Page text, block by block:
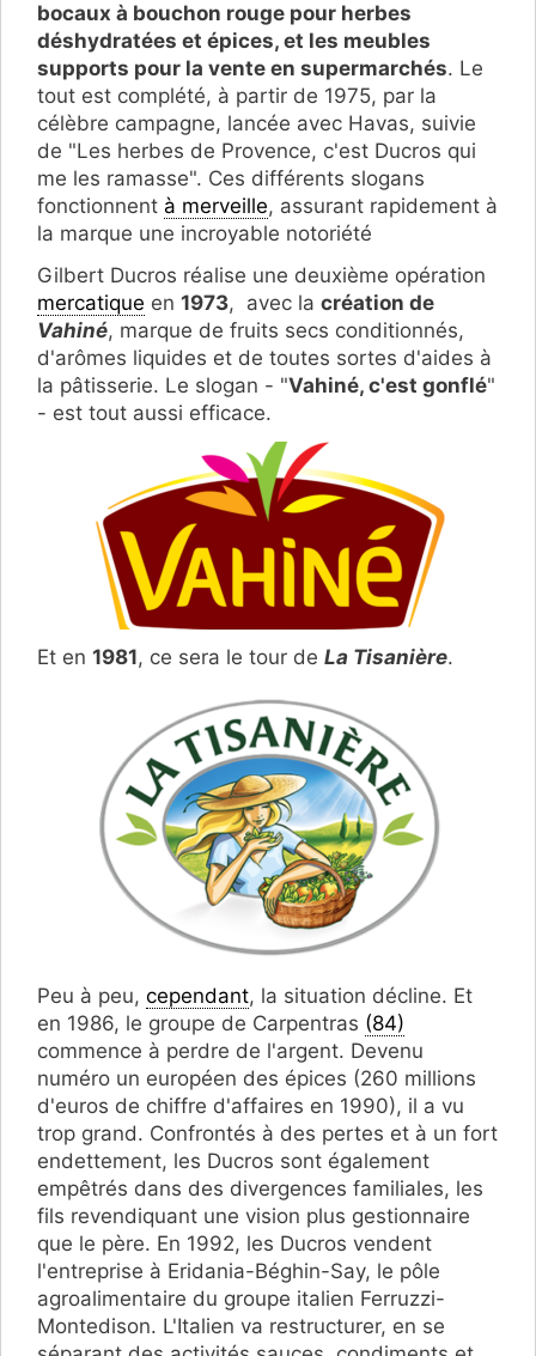
bocaux à bouchon rouge pour herbes
déshydratées et épices, et les meubles
supports pour la vente en supermarchés. Le
tout est complété, à partir de 1975, par la
célèbre campagne, lancée avec Havas, suivie
de "Les herbes de Provence, c'est Ducros qui
me les ramasse". Ces différents slogans
fonctionnent à merveille, assurant rapidement à
la marque une incroyable notoriété
Gilbert Ducros réalise une deuxième opération
mercatique en 1973, avec la création de
Vahiné, marque de fruits secs conditionnés,
d'arômes liquides et de toutes sortes d'aides à
la pâtisserie. Le slogan - "Vahiné, c'est gonflé"
- est tout aussi efficace.
Et en 1981, ce sera le tour de La Tisanière.
Peu à peu, cependant, la situation décline. Et
en 1986, le groupe de Carpentras (84)
commence à perdre de l'argent. Devenu
numéro un européen des épices (260 millions
d'euros de chiffre d'affaires en 1990), il a vu
trop grand. Confrontés à des pertes et à un fort
endettement, les Ducros sont également
empêtrés dans des divergences familiales, les
fils revendiquant une vision plus gestionnaire
que le père. En 1992, les Ducros vendent
l'entreprise à Eridania-Béghin-Say, le pôle
agroalimentaire du groupe italien Ferruzzi-
Montedison. L'Italien va restructurer, en se